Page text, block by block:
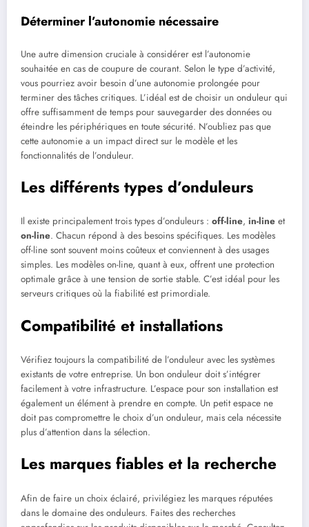
Déterminer l’autonomie nécessaire
Une autre dimension cruciale à considérer est l’autonomie
souhaitée en cas de coupure de courant. Selon le type d’activité,
vous pourriez avoir besoin d’une autonomie prolongée pour
terminer des tâches critiques. L’idéal est de choisir un onduleur qui
offre suffisamment de temps pour sauvegarder des données ou
éteindre les périphériques en toute sécurité. N’oubliez pas que
cette autonomie a un impact direct sur le modèle et les
fonctionnalités de l’onduleur.
Les différents types d’onduleurs
Il existe principalement trois types d’onduleurs : off-line, in-line et
on-line. Chacun répond à des besoins spécifiques. Les modèles
off-line sont souvent moins coûteux et conviennent à des usages
simples. Les modèles on-line, quant à eux, offrent une protection
optimale grâce à une tension de sortie stable. C’est idéal pour les
serveurs critiques où la fiabilité est primordiale.
Compatibilité et installations
Vérifiez toujours la compatibilité de l’onduleur avec les systèmes
existants de votre entreprise. Un bon onduleur doit s’intégrer
facilement à votre infrastructure. L’espace pour son installation est
également un élément à prendre en compte. Un petit espace ne
doit pas compromettre le choix d’un onduleur, mais cela nécessite
plus d’attention dans la sélection.
Les marques fiables et la recherche
Afin de faire un choix éclairé, privilégiez les marques réputées
dans le domaine des onduleurs. Faites des recherches